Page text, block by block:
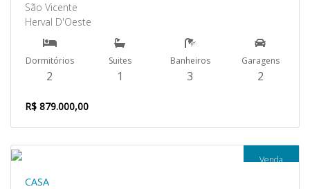
São Vicente
Herval D'Oeste
Dormitórios
2
Suites
1
Banheiros
3
Garagens
2
R$ 879.000,00
Venda
CASA